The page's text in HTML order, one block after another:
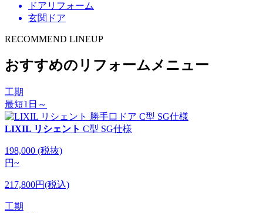
ドアリフォーム
玄関ドア
RECOMMEND LINEUP
おすすめのリフォームメニュー
工期
最短1日～
LIXIL リシェント C型 SG仕様
198,000 (税抜)
円~
217,800円(税込)
工期